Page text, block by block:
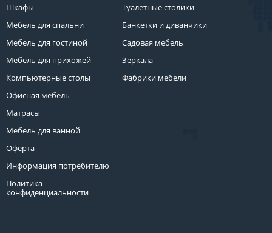
Шкафы
Мебель для спальни
Мебель для гостиной
Мебель для прихожей
Компьютерные столы
Офисная мебель
Матрасы
Мебель для ванной
Оферта
Информация потребителю
Политика
конфиденциальности
Туалетные столики
Банкетки и диванчики
Садовая мебель
Зеркала
Фабрики мебели